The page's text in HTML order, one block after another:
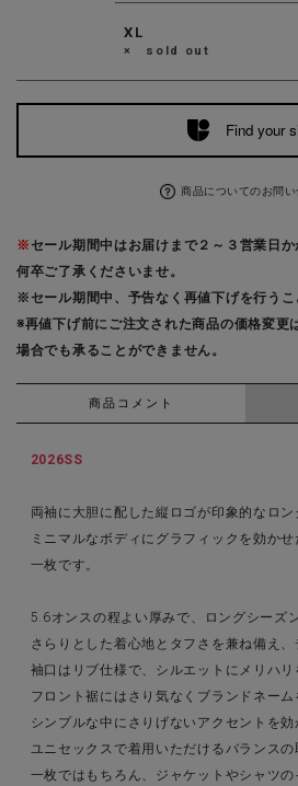
XL
× sold out
Find your
商品についてのお問い
※ セール期間中はお届けまで２～３営業日
何卒ご了承くださいませ。
※セール期間中、予告なく再値下げを行うこ
※再値下げ前にご注文された商品の価格変更
場合でも承ることができません。
商品コメント
2026SS
両袖に大胆に配した縦ロゴが印象的なロン
ミニマルなボディにグラフィックを効か
一枚です。
5.6オンスの程よい厚みで、ロングシーズ
さらりとした着心地とタフさを兼ね備え、
袖口はリブ仕様で、シルエットにメリハリ
フロント裾にはさり気なくブランドネーム
シンプルな中にさりげないアクセントを効
ユニセックスで着用いただけるバランスの
一枚ではもちろん、ジャケットやシャツ